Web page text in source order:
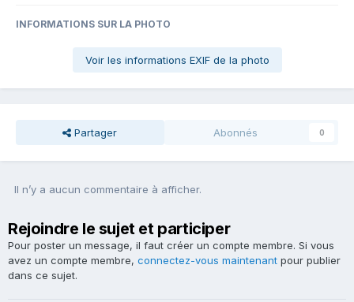
INFORMATIONS SUR LA PHOTO
Voir les informations EXIF de la photo
Partager Abonnés 0
Il n’y a aucun commentaire à afficher.
Rejoindre le sujet et participer
Pour poster un message, il faut créer un compte membre. Si vous
avez un compte membre, connectez-vous maintenant pour publier
dans ce sujet.